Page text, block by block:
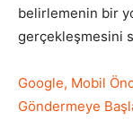
belirlemenin bir
gerçekleşmesini
Google, Mobil
Göndermeye